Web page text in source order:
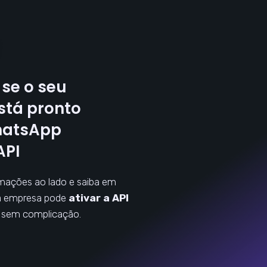
o seu
pronto
ao lado e saiba em
empresa pode ativar a API
sem complicação.